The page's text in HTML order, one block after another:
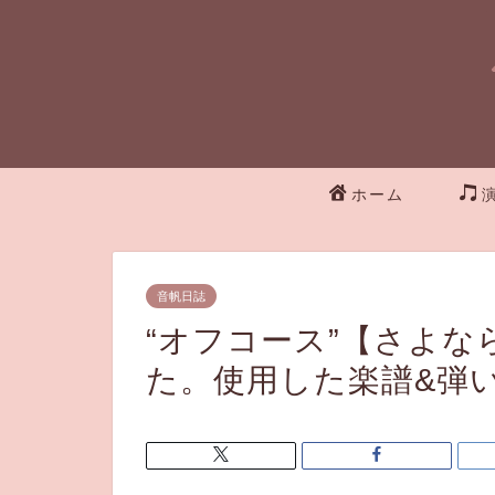
ホーム
音帆日誌
“オフコース”【さよ
た。使用した楽譜&弾